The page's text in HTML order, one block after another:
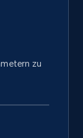
zu